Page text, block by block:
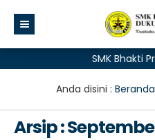
SMK Bhakti
Anda disini : Beranda
Arsip :